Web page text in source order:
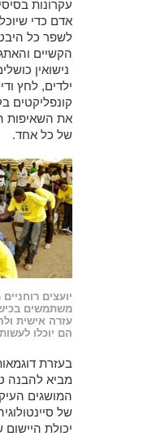
עקרונות
אדם כדי
לשפר כל
הקשיים
נישואין
ילדים, לחץ
קונפליקטים
את השאיפות
של כל אחד.
יועצים
משתמשים
עזרה אישית
הם יוכלו
בעזרת
מביא להבנה
המושגים
של
יכולת